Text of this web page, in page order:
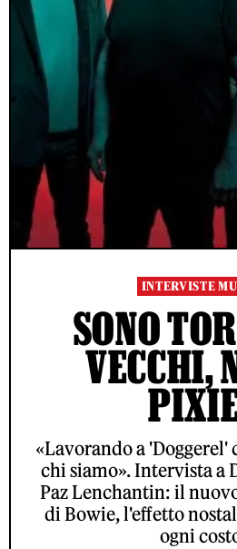
INTERVISTE
SONO
VECCHI,
«Lavorando a
chi siamo». Intervista a
Paz Lenchantin: il
di Bowie, l'effetto
ogni